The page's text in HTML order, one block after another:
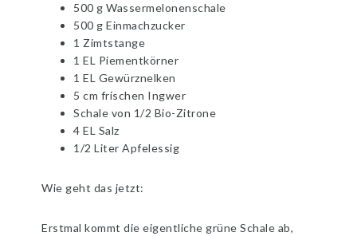
500 g Wassermelonenschale
500 g Einmachzucker
1 Zimtstange
1 EL Piementkörner
1 EL Gewürznelken
5 cm frischen Ingwer
Schale von 1/2 Bio-Zitrone
4 EL Salz
1/2 Liter Apfelessig
Wie geht das jetzt:
Erstmal kommt die eigentliche grüne Schale ab,